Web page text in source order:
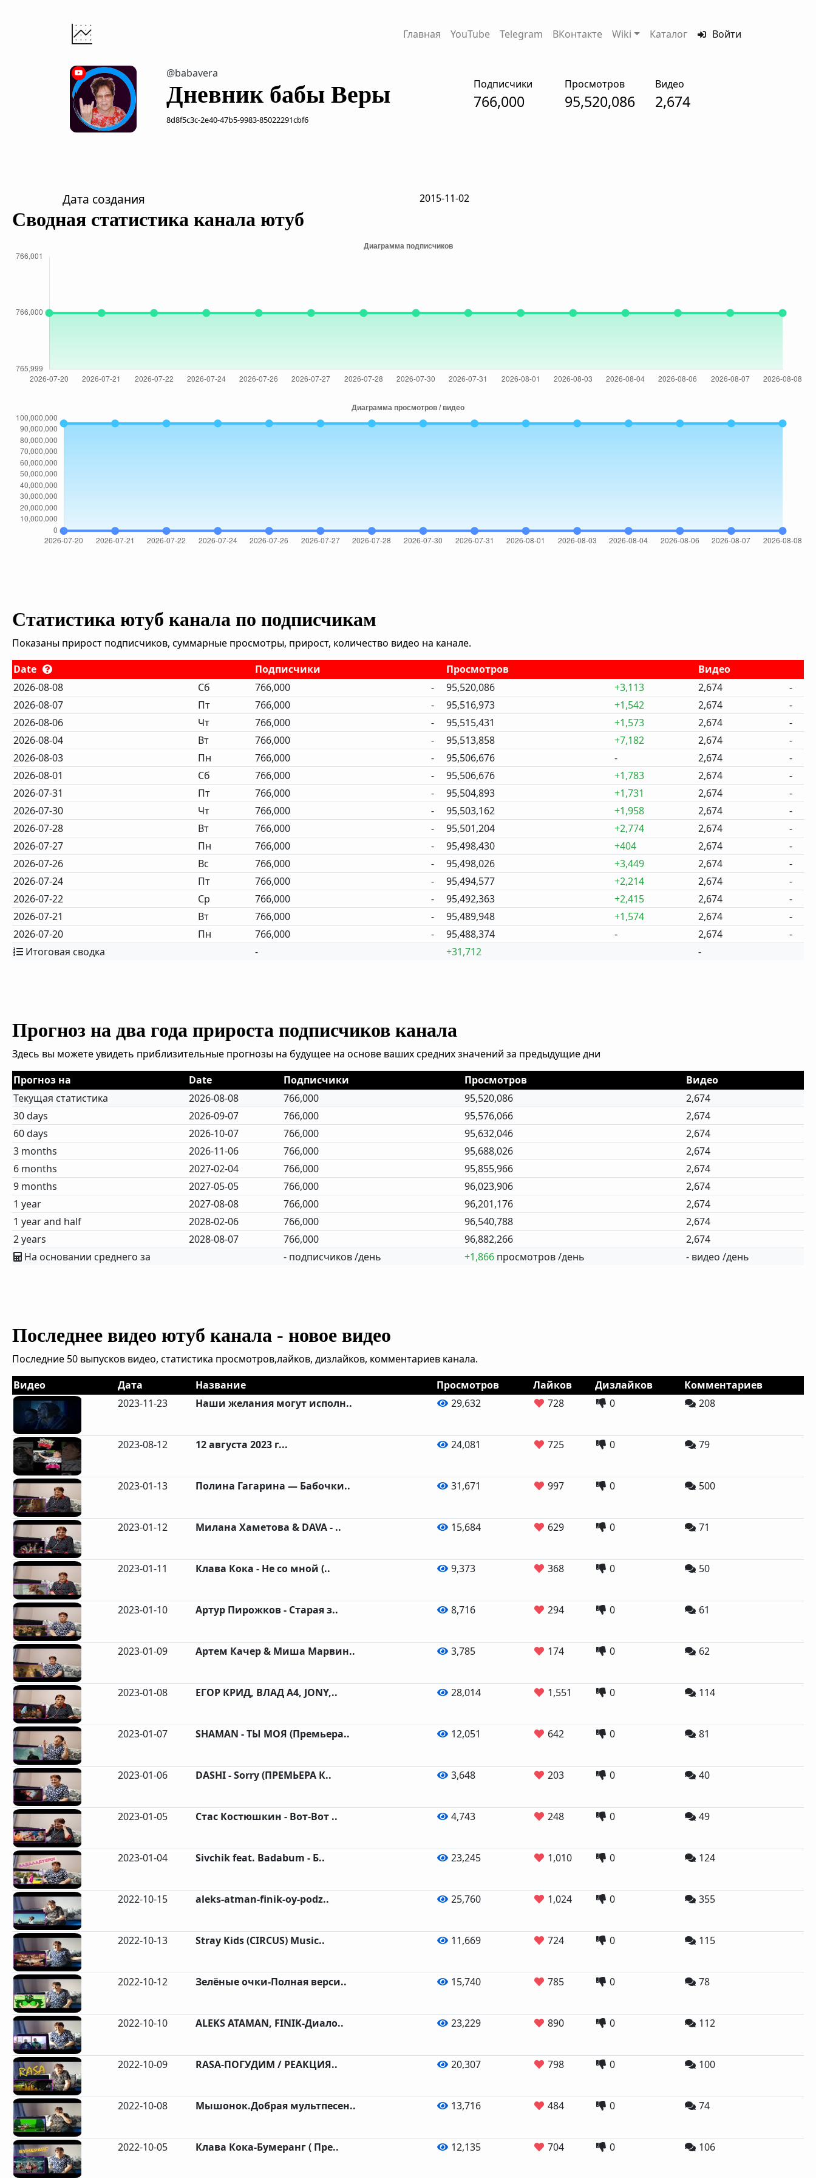
Главная YouTube Telegram ВКонтакте Wiki Каталог Войти
@babavera
Дневник бабы Веры
8d8f5c3c-2e40-47b5-9983-85022291cbf6
Подписчики
766,000
Просмотров
95,520,086
Видео
2,674
Дата создания 2015-11-02
Сводная статистика канала ютуб
Статистика ютуб канала по подписчикам
Показаны прирост подписчиков, суммарные просмотры, прирост, количество видео на канале.
Date
Подписчики Просмотров
Видео
2026-08-08
Сб 766,000 - 95,520,086 +3,113 2,674
-
2026-08-07
Пт 766,000 - 95,516,973 +1,542 2,674
-
2026-08-06
Чт 766,000 - 95,515,431 +1,573 2,674
-
2026-08-04
Вт 766,000 - 95,513,858 +7,182 2,674
-
2026-08-03
Пн 766,000 - 95,506,676 - 2,674
-
2026-08-01
Сб 766,000 - 95,506,676 +1,783 2,674
-
2026-07-31
Пт 766,000 - 95,504,893 +1,731 2,674
-
2026-07-30
Чт 766,000 - 95,503,162 +1,958 2,674
-
2026-07-28
Вт 766,000 - 95,501,204 +2,774 2,674
-
2026-07-27
Пн 766,000 - 95,498,430 +404 2,674
-
2026-07-26
Вс 766,000 - 95,498,026 +3,449 2,674
-
2026-07-24
Пт 766,000 - 95,494,577 +2,214 2,674
-
2026-07-22
Ср 766,000 - 95,492,363 +2,415 2,674
-
2026-07-21
Вт 766,000 - 95,489,948 +1,574 2,674
-
2026-07-20
Пн 766,000 - 95,488,374 - 2,674
-
Итоговая сводка
- +31,712 -
Прогноз на два года прироста подписчиков канала
Здесь вы можете увидеть приблизительные прогнозы на будущее на основе ваших средних значений за предыдущие дни
Прогноз на
Date Подписчики Просмотров
Видео
Текущая статистика
2026-08-08 766,000 95,520,086
2,674
30 days
2026-09-07 766,000 95,576,066
2,674
60 days
2026-10-07 766,000 95,632,046
2,674
3 months
2026-11-06 766,000 95,688,026
2,674
6 months
2027-02-04 766,000 95,855,966
2,674
9 months
2027-05-05 766,000 96,023,906
2,674
1 year
2027-08-08 766,000 96,201,176
2,674
1 year and half
2028-02-06 766,000 96,540,788
2,674
2 years
2028-08-07 766,000 96,882,266
2,674
На основании среднего за
- подписчиков /день +1,866 просмотров /день - видео /день
Последнее видео ютуб канала - новое видео
Последние 50 выпусков видео, статистика просмотров,лайков, дизлайков, комментариев канала.
Видео
Дата Название Просмотров Лайков Дизлайков
Комментариев
2023-11-23
Наши желания могут исполн.. 29,632 728 0 208
2023-08-12 12 августа 2023 г... 24,081 725 0 79
2023-01-13 Полина Гагарина ― Бабочки.. 31,671 997 0 500
2023-01-12 Милана Хаметова & DAVA - .. 15,684 629 0 71
2023-01-11 Клава Кока - Не со мной (.. 9,373 368 0 50
2023-01-10 Артур Пирожков - Старая з.. 8,716 294 0 61
2023-01-09 Артем Качер & Миша Марвин.. 3,785 174 0 62
2023-01-08 ЕГОР КРИД, ВЛАД А4, JONY,.. 28,014 1,551 0 114
2023-01-07 SHAMAN - ТЫ МОЯ (Премьера.. 12,051 642 0 81
2023-01-06 DASHI - Sorry (ПРЕМЬЕРА К.. 3,648 203 0 40
2023-01-05 Стас Костюшкин - Вот-Вот .. 4,743 248 0 49
2023-01-04 Sivchik feat. Badabum - Б.. 23,245 1,010 0 124
2022-10-15 aleks-atman-finik-oy-podz.. 25,760 1,024 0 355
2022-10-13 Stray Kids (CIRCUS) Music.. 11,669 724 0 115
2022-10-12 Зелёные очки-Полная верси.. 15,740 785 0 78
2022-10-10 ALEKS ATAMAN, FINIK-Диало.. 23,229 890 0 112
2022-10-09 RASA-ПОГУДИМ / РЕАКЦИЯ.. 20,307 798 0 100
2022-10-08 Мышонок.Добрая мультпесен.. 13,716 484 0 74
2022-10-05 Клава Кока-Бумеранг ( Пре.. 12,135 704 0 106